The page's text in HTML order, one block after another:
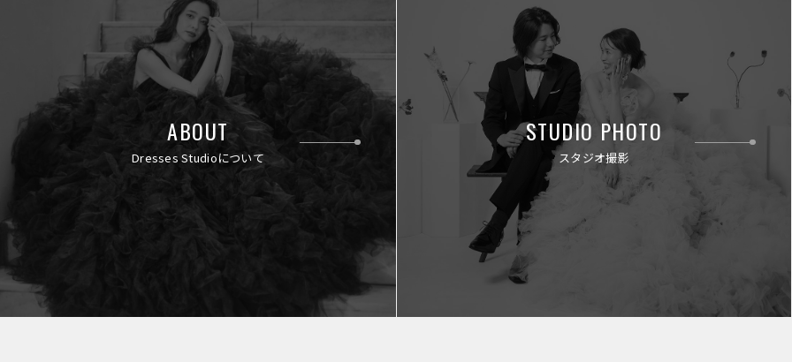
ABOUT
Dresses Studioについて
STUDIO PHOTO
スタジオ撮影